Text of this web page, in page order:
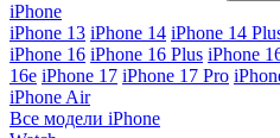
iPhone
iPhone 13 iPhone 14 iPhone 14
iPhone 16 iPhone 16 Plus iPhone
16e iPhone 17 iPhone 17 Pro
iPhone Air
Все модели iPhone